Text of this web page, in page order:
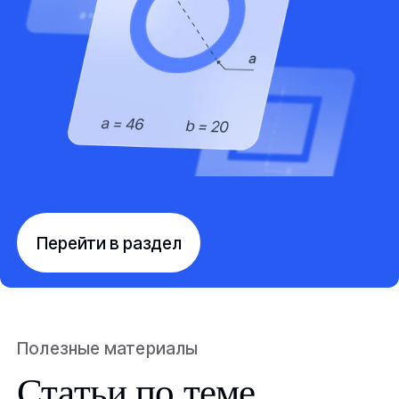
Перейти в раздел
Полезные материалы